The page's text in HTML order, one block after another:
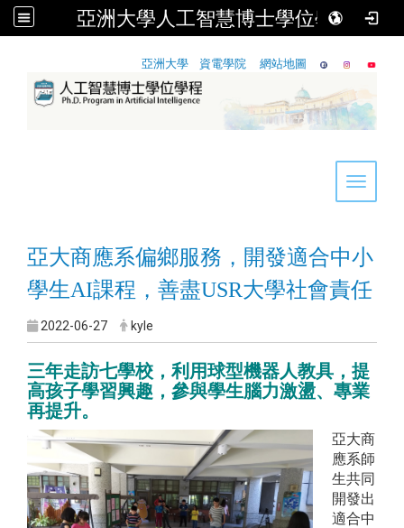
亞洲大學人工智慧博士學位學程
亞洲大學 資電學院 網站地圖
Toggle
亞大商應系偏鄉服務，開發適合中小
學生AI課程，善盡USR大學社會責任
2022-06-27 kyle
三年走訪七學校，利用球型機器人教具，提
高孩子學習興趣，參與學生腦力激盪、專業
再提升。
亞大商
應系師
生共同
開發出
適合中